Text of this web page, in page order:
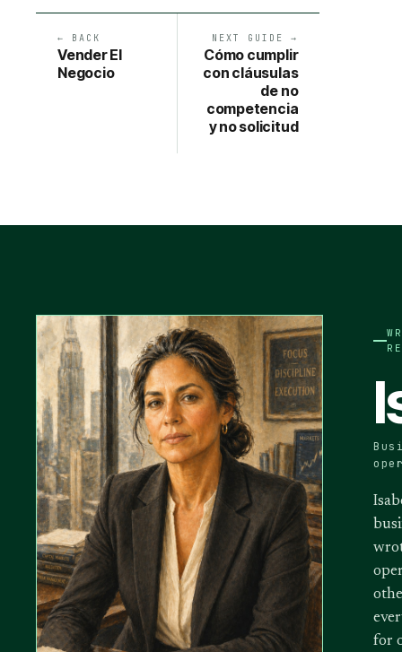
← BACK
Vender El
Negocio
NEXT GUIDE →
Cómo cumplir
con cláusulas
de no
competencia
y no solicitud
for